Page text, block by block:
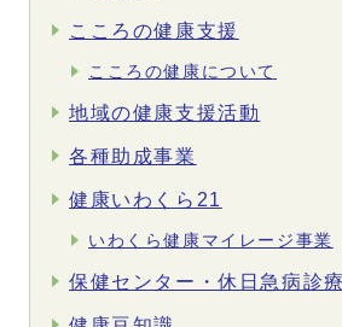
こころの健康支援
こころの健康について
地域の健康支援活動
各種助成事業
健康いわくら21
いわくら健康マイレージ事業
保健センター・休日急病診